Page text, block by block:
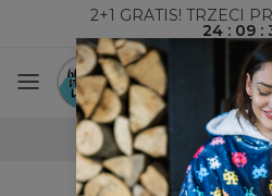
2+1 GRATIS! TRZECI
24: 09:
WYSYŁKA ZA